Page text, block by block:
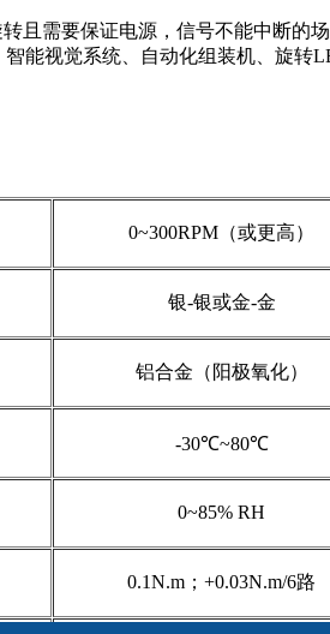
且需要保证电源，信号不能中断的
智能视觉系统、自动化组装机、旋转
0~300RPM（或更高）
银-银或金-金
铝合金（阳极氧化）
-30℃~80℃
0~85% RH
0.1N.m；+0.03N.m/6路